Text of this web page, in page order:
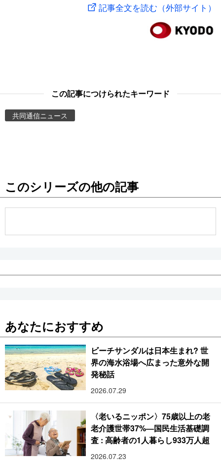
お知らせ
記事全文を読む（外部サイト）
この記事につけられたキーワード
共同通信ニュース
このシリーズの他の記事
あなたにおすすめ
ビーチサンダルは日本生まれ? 世
界の海水浴場へ広まった意外な開
発秘話
2026.07.29
〈老いるニッポン〉75歳以上の老
老介護世帯37%―国民生活基礎調
査 : 高齢者の1人暮らし933万人超
2026.07.23